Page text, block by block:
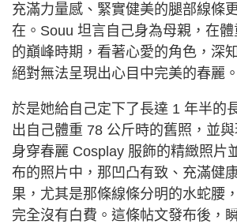
充滿力量感、緊實健美的腿部線條
在。Souu 坦言自己身為母親，在
的巔峰時期，看著心愛的角色，深
絕對無法呈現出心目中完美的春麗。
於是她給自己定下了長達 1 年半的
出自己體重 78 公斤時的舊照，並與
身穿春麗 Cosplay 服飾的精緻照片
布的照片中，那凹凸有致、充滿健
果，尤其是那條線條分明的水蛇腰
完全沒有白費。這條帖文發布後，